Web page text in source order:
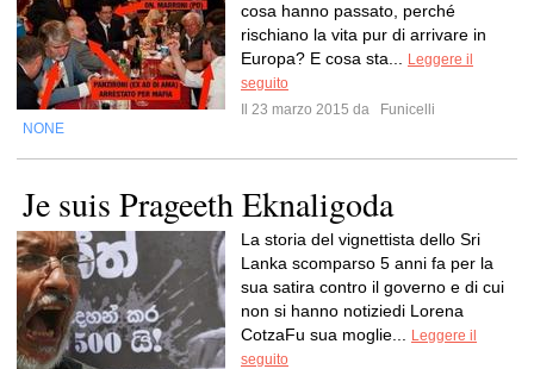
cosa hanno passato, perché
rischiano la vita pur di arrivare in
Europa? E cosa sta...
Leggere il
seguito
Il 23 marzo 2015 da
Funicelli
NONE
Je suis Prageeth Eknaligoda
La storia del vignettista dello Sri
Lanka scomparso 5 anni fa per la
sua satira contro il governo e di cui
non si hanno notiziedi Lorena
CotzaFu sua moglie...
Leggere il
seguito